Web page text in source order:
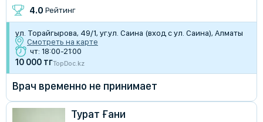
4.0 Рейтинг
ул. Торайгырова, 49/1, уг.ул. Саина (вход с ул. Саина), Алматы
Смотреть на карте
чт: 18:00-21:00
10 000 тгTopDoc.kz
Врач временно не принимает
Турат Ғани